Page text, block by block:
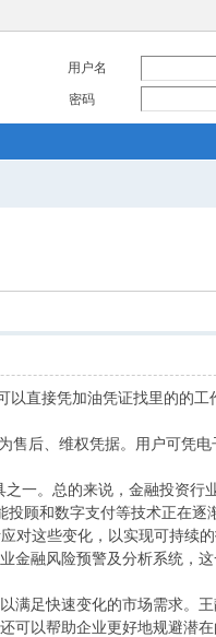
用户名
密码
直接凭加油凭证找里的的工
后、维权凭据。用户可凭电
总的来说，金融投资行业
顾和数字支付等技术正在逐
对这些变化，以实现可持续的
融风险预警及分析系统，
满足快速变化的市场需求。
可以帮助企业更好地规避潜